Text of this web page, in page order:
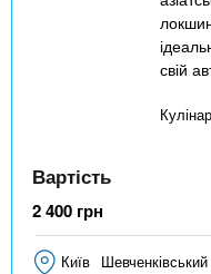
свій
Вартість
2 400 грн
Київ Шевченківський